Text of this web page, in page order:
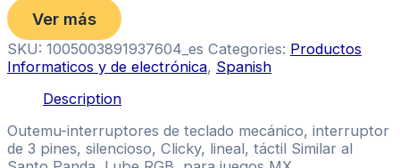
Ver más
SKU: 1005003891937604_es Categories: Productos
Informaticos y de electrónica, Spanish
Description
Outemu-interruptores de teclado mecánico, interruptor
de 3 pines, silencioso, Clicky, lineal, táctil Similar al